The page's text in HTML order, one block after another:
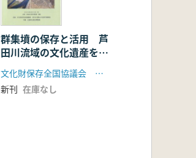
群集墳の保存と活用 芦
田川流域の文化遺産を考
える
文化財保存全国協議会 第55回福山大会実行委員会
新刊 在庫なし